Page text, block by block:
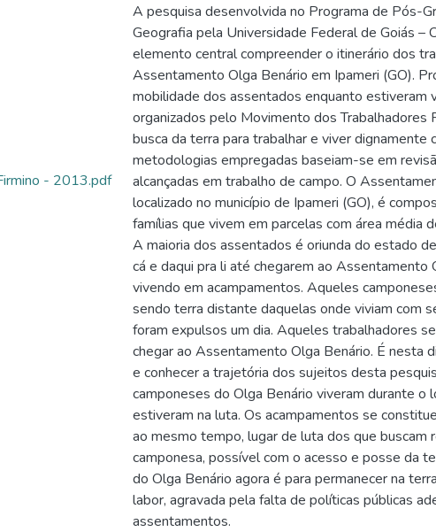
- 2013.pdf
A pesquisa desenvolvida no Programa de Pós-
Geografia pela Universidade Federal de Goiás –
elemento central compreender o itinerário dos
Assentamento Olga Benário em Ipameri (GO).
mobilidade dos assentados enquanto estiveram
organizados pelo Movimento dos Trabalhadores
busca da terra para trabalhar e viver dignamente
metodologias empregadas baseiam-se em
alcançadas em trabalho de campo. O
localizado no município de Ipameri (GO), é
famílias que vivem em parcelas com área média
A maioria dos assentados é oriunda do estado
cá e daqui pra li até chegarem ao Assentamento
vivendo em acampamentos. Aqueles
sendo terra distante daquelas onde viviam com
foram expulsos um dia. Aqueles trabalhadores
chegar ao Assentamento Olga Benário. É nesta
e conhecer a trajetória dos sujeitos desta
camponeses do Olga Benário viveram durante o
estiveram na luta. Os acampamentos se
ao mesmo tempo, lugar de luta dos que buscam
camponesa, possível com o acesso e posse da
do Olga Benário agora é para permanecer na
labor, agravada pela falta de políticas públicas
assentamentos.